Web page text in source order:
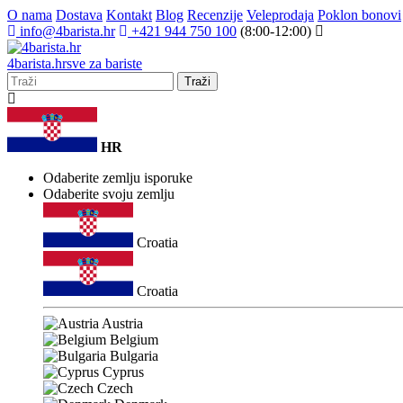
O nama Dostava Kontakt Blog Recenzije Veleprodaja Poklon bonovi
info@4barista.hr
+421 944 750 100 (8:00-12:00)
4barista.hrsve za bariste
Traži
HR
Odaberite zemlju isporuke
Odaberite svoju zemlju
Croatia
Croatia
Austria
Belgium
Bulgaria
Cyprus
Czech